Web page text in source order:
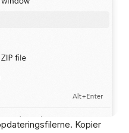
Kopier